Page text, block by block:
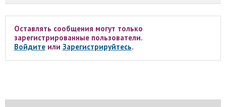
Оставлять сообщения могут только
зарегистрированные пользователи.
Войдитеили Зарегистрируйтесь.